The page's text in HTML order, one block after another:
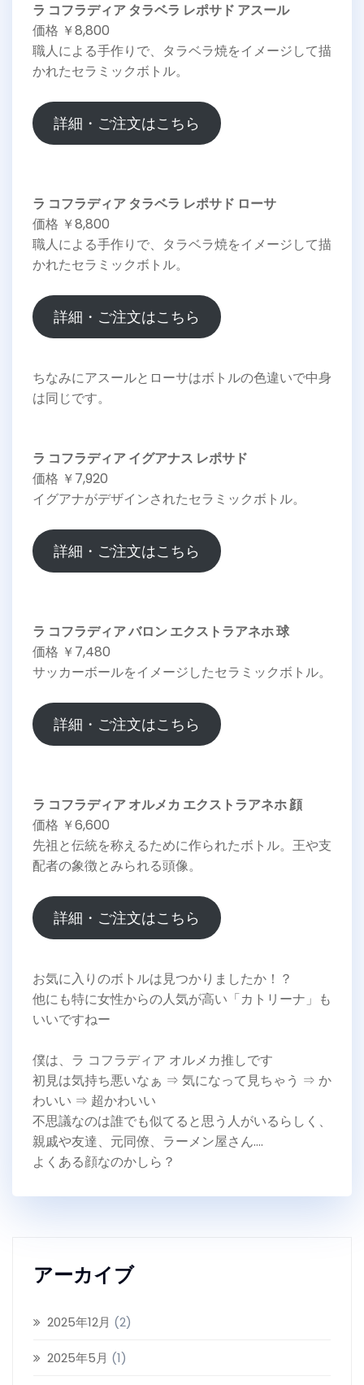
ラ コフラディア タラベラ レポサド アスール
価格 ￥8,800
職人による手作りで、タラベラ焼をイメージして描
かれたセラミックボトル。
詳細・ご注文はこちら
ラ コフラディア タラベラ レポサド ローサ
価格 ￥8,800
職人による手作りで、タラベラ焼をイメージして描
かれたセラミックボトル。
詳細・ご注文はこちら
ちなみにアスールとローサはボトルの色違いで中身
は同じです。
ラ コフラディア イグアナス レポサド
価格 ￥7,920
イグアナがデザインされたセラミックボトル。
詳細・ご注文はこちら
ラ コフラディア バロン エクストラアネホ 球
価格 ￥7,480
サッカーボールをイメージしたセラミックボトル。
詳細・ご注文はこちら
ラ コフラディア オルメカ エクストラアネホ 顔
価格 ￥6,600
先祖と伝統を称えるために作られたボトル。王や支
配者の象徴とみられる頭像。
詳細・ご注文はこちら
お気に入りのボトルは見つかりましたか！？
他にも特に女性からの人気が高い「カトリーナ」も
いいですねー
僕は、ラ コフラディア オルメカ推しです
初見は気持ち悪いなぁ ⇒ 気になって見ちゃう ⇒ か
わいい ⇒ 超かわいい
不思議なのは誰でも似てると思う人がいるらしく、
親戚や友達、元同僚、ラーメン屋さん….
よくある顔なのかしら？
アーカイブ
2025年12月 (2)
2025年5月 (1)